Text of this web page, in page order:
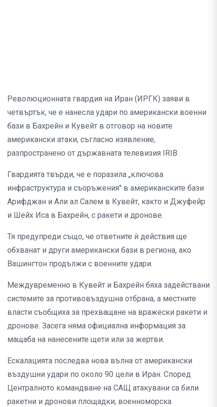
Революционната гвардия на Иран (ИРГК) заяви в
четвъртък, че е нанесла удари по американски военни
бази в Бахрейн и Кувейт в отговор на новите
американски атаки, съгласно изявление,
разпространено от държавната телевизия IRIB.
Гвардията твърди, че е поразила „ключова
инфраструктура и съоръжения" в американските бази
Арифджан и Али ал Салем в Кувейт, както и Джуфейр
и Шейх Иса в Бахрейн, с ракети и дронове.
Тя предупреди също, че ответните ѝ действия ще
обхванат и други американски бази в региона, ако
Вашингтон продължи с военните удари.
Междувременно в Кувейт и Бахрейн бяха задействани
системите за противовъздушна отбрана, а местните
власти съобщиха за прехващане на вражески ракети и
дронове. Засега няма официална информация за
мащаба на нанесените щети или за жертви.
Ескалацията последва нова вълна от американски
въздушни удари по около 90 цели в Иран. Според
Централното командване на САЩ атакувани са били
ракетни и дронови площадки, военноморска